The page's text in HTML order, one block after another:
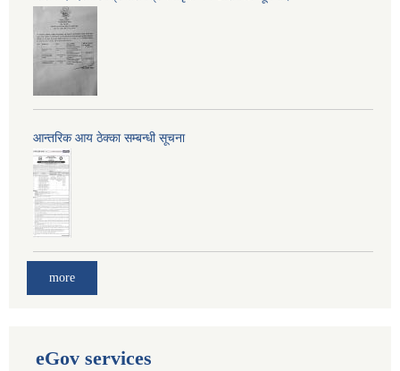
आन्तरिक आय ठेक्का सम्बन्धी सूचना
more
eGov services